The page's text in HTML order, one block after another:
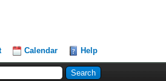
Calendar Help